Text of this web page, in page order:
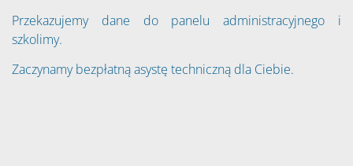
Przekazujemy dane do panelu administracyjnego i
szkolimy.
Zaczynamy bezpłatną asystę techniczną dla Ciebie.